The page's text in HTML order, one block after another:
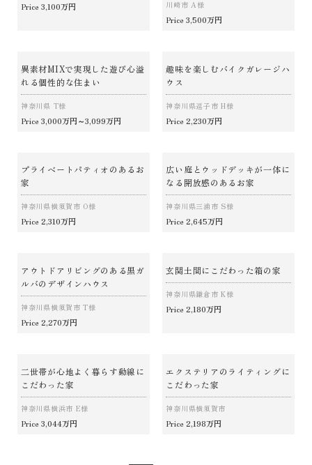
Price 3,100万円
川崎市 A様
Price3,500万円
異素材MIXで実現した遊び心溢
れる個性的な住まい
神奈川県 T様
Price 3,000万円～3,099万円
趣味を楽しむバイクガレージハ
ウス
神奈川県逗子市 H様
Price2,230万円
プライベートパティオのあるお
家
神奈川県横須賀市 O様
Price 2,310万円
広い庭とウッドデッキが一体に
なる開放感のあるお家
神奈川県三浦市 S様
Price2,645万円
アウトドアリビングのある黒ガ
ルバのデザインハウス
神奈川県横須賀市 T様
Price 2,270万円
玄関土間にこだわった箱の家
神奈川県鎌倉市 K様
Price2,180万円
二世帯が心地よく暮らす動線に
こだわった家
神奈川県横浜市 E様
Price 3,044万円
エクステリアのライティングに
こだわった家
神奈川県横須賀市
Price2,198万円